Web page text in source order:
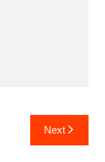
Next